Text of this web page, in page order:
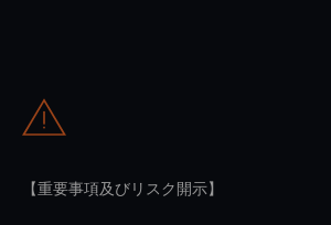
【重要事項及びリスク開示】